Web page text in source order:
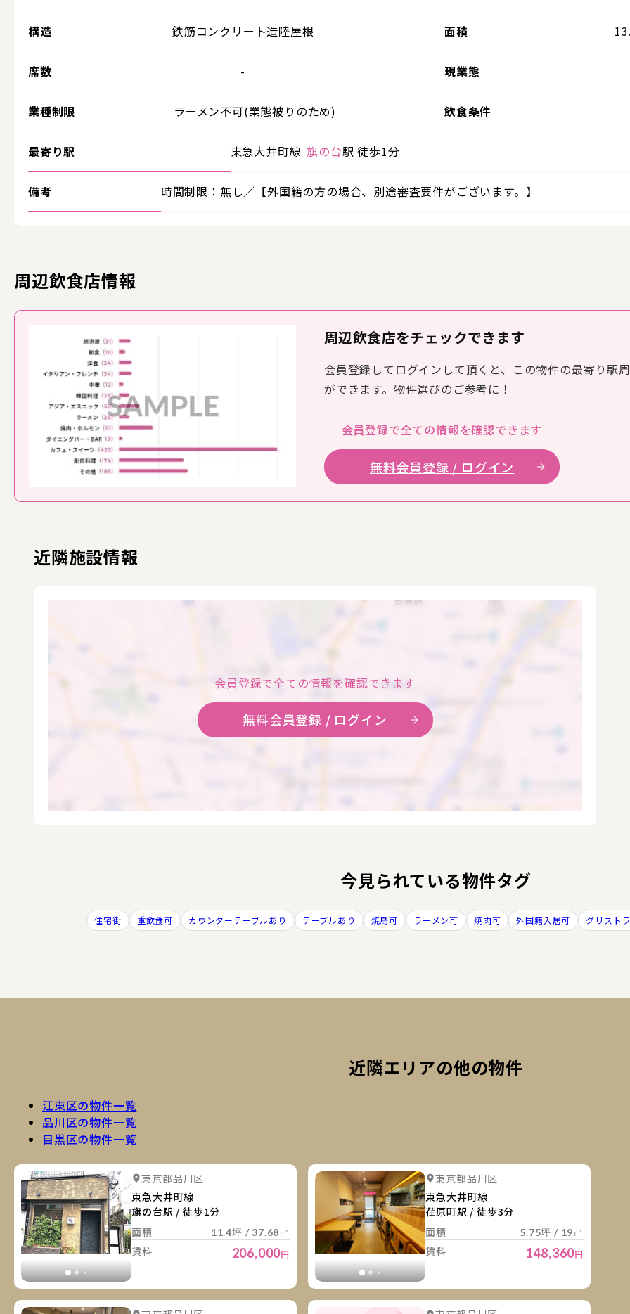
構造 鉄筋コンクリート造陸屋根 面積
席数 - 現業態
業種制限 ラーメン不可(業態被りのため) 飲食条件
最寄り駅 東急大井町線 旗の台駅 徒歩1分
備考 時間制限：無し／【外国籍の方の場合、別途審査要件がございます。】
周辺飲食店情報
周辺飲食店をチェックできます
会員登録してログインして頂くと、この物件の最寄り駅
ができます。物件選びのご参考に！
会員登録で全ての情報を確認できます
無料会員登録 / ログイン
近隣施設情報
会員登録で全ての情報を確認できます
無料会員登録 / ログイン
今見られている物件タグ
住宅街 重飲食可 カウンターテーブルあり テーブルあり 焼鳥可 ラーメン可 焼肉可 外国籍入居可 グリスト
近隣エリアの他の物件
江東区の物件一覧
品川区の物件一覧
目黒区の物件一覧
詳細を見る 詳細を見る 詳細を見る
東京都品川区
東急大井町線
旗の台駅 / 徒歩1分
面積
11.4坪 / 37.68㎡
賃料 206,000円
詳細を見る 詳細を見る
東京都品川区
東急大井町線
荏原町駅 / 徒歩3分
面積
5.75坪 / 19㎡
賃料 148,360円
詳細を見る